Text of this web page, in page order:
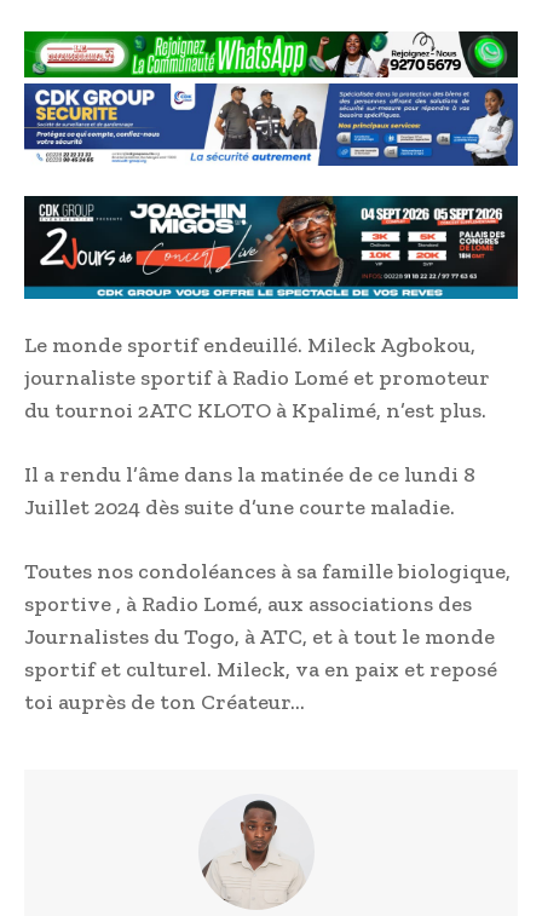
Le monde sportif endeuillé. Mileck Agbokou,
journaliste sportif à Radio Lomé et promoteur
du tournoi 2ATC KLOTO à Kpalimé, n’est plus.
Il a rendu l’âme dans la matinée de ce lundi 8
Juillet 2024 dès suite d’une courte maladie.
Toutes nos condoléances à sa famille biologique,
sportive , à Radio Lomé, aux associations des
Journalistes du Togo, à ATC, et à tout le monde
sportif et culturel. Mileck, va en paix et reposé
toi auprès de ton Créateur…